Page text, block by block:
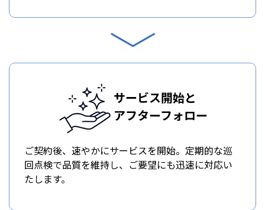
サービス開始と
アフターフォロー
ご契約後、速やかにサービスを開始。定期的な巡
回点検で品質を維持し、ご要望にも迅速に対応い
たします。